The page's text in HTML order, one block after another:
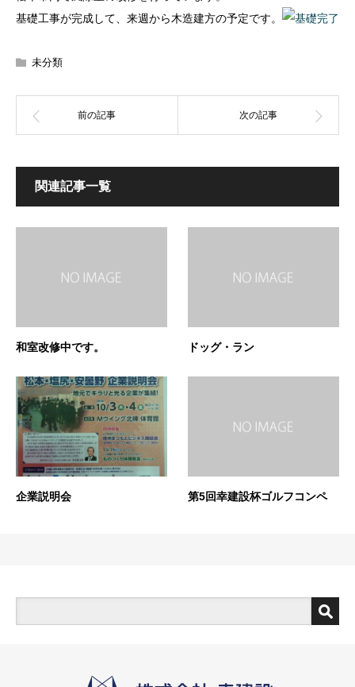
基礎工事が完成して、来週から木造建方の予定です。
未分類
関連記事一覧
和室改修中です。 ドッグ・ラン
企業説明会 第5回幸建設杯ゴルフコンペ